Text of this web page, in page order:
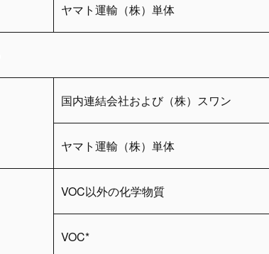
ヤマト運輸（株）単体
国内連結会社および（株）スワン
ヤマト運輸（株）単体
VOC以外の化学物質
VOC*